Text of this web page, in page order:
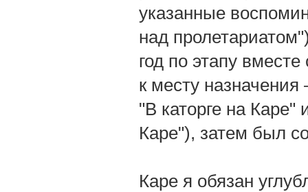
указанные
над
год по этапу
к месту
"В каторге на Каре"
Каре"), затем был
Каре я обязан